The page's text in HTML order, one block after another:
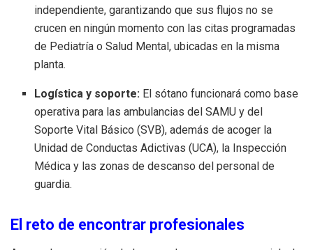
independiente, garantizando que sus flujos no se
crucen en ningún momento con las citas programadas
de Pediatría o Salud Mental, ubicadas en la misma
planta.
Logística y soporte: El sótano funcionará como base
operativa para las ambulancias del SAMU y del
Soporte Vital Básico (SVB), además de acoger la
Unidad de Conductas Adictivas (UCA), la Inspección
Médica y las zonas de descanso del personal de
guardia.
El reto de encontrar profesionales